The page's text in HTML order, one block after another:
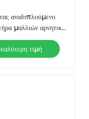
αναδιπλούμενο
μαλλιών αρνητικό
στεγνωτήρα
σαλόνιτιμή